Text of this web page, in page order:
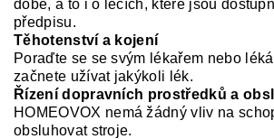
době, a to i o lécích, které jsou
předpisu.
Těhotenství a kojení
Poraďte se se svým lékařem nebo
začnete užívat jakýkoli lék.
Řízení dopravních prostředků a
HOMEOVOX nemá žádný vliv na
obsluhovat stroje.